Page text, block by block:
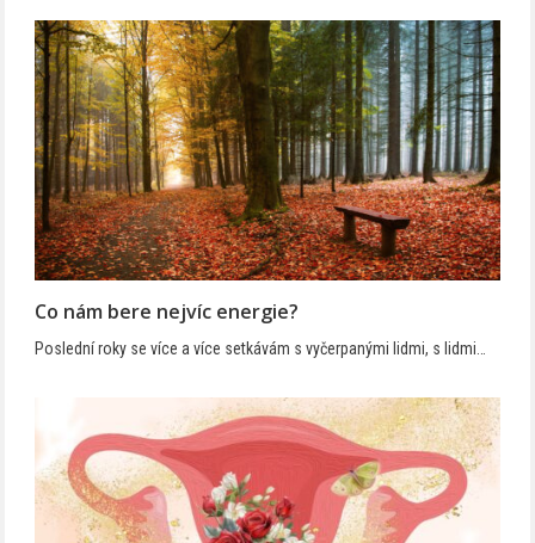
Co nám bere nejvíc energie?
Poslední roky se více a více setkávám s vyčerpanými lidmi, s lidmi…